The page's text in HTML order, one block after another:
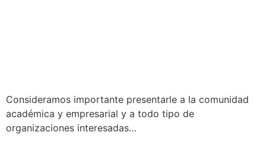
Consideramos importante presentarle a la comunidad
académica y empresarial y a todo tipo de
organizaciones interesadas…